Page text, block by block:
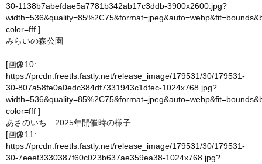
30-1138b7abefdae5a7781b342ab17c3ddb-3900x2600.jpg?
color=fff ]
みらいの森公園
[画像10:
https://prcdn.freetls.fastly.net/release_image/179531/30/179531-
30-807a58fe0a0edc384df7331943c1dfec-1024x768.jpg?
color=fff ]
あさのいち 2025年開催時の様子
[画像11:
https://prcdn.freetls.fastly.net/release_image/179531/30/179531-
30-7eeef3330387f60c023b637ae359ea38-1024x768.jpg?